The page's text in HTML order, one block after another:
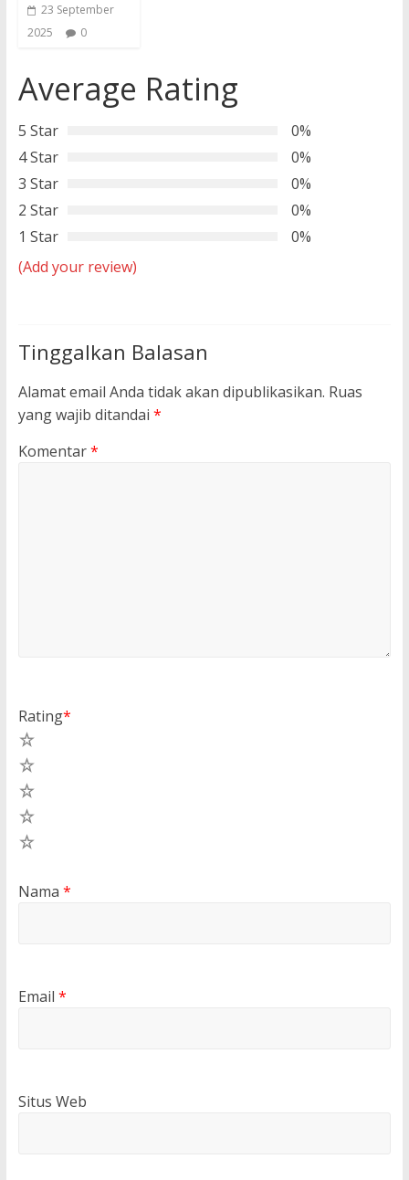
23 September
2025
0
Average Rating
5 Star
0%
4 Star
0%
3 Star
0%
2 Star
0%
1 Star
0%
(Add your review)
Tinggalkan Balasan
Alamat email Anda tidak akan dipublikasikan. Ruas
yang wajib ditandai *
Komentar*
Rating*
Nama *
Email *
Situs Web